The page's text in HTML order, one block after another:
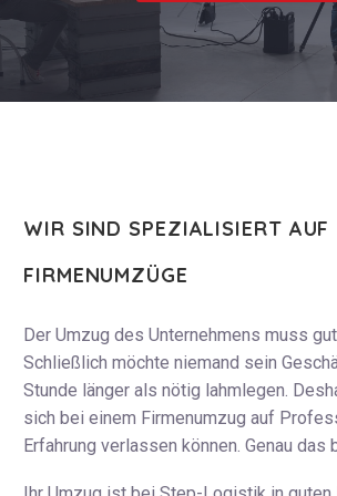
WIR SIND SPEZIALISIERT AUF
FIRMENUMZÜGE
Der Umzug des Unternehmens muss
Schließlich möchte niemand sein
Stunde länger als nötig lahmlegen.
sich bei einem Firmenumzug auf
Erfahrung verlassen können. Genau das